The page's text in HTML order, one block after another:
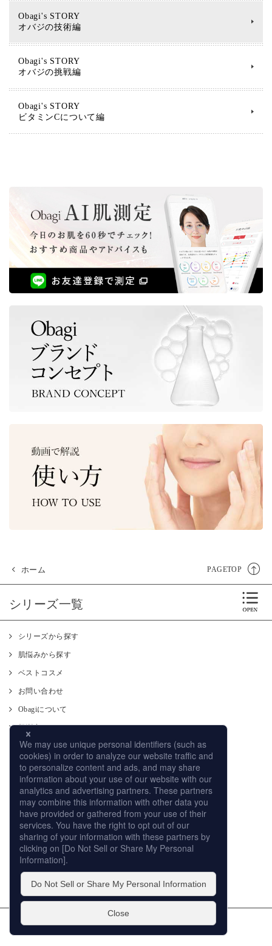
Obagi's STORY
オバジの技術編
Obagi's STORY
オバジの挑戦編
Obagi's STORY
ビタミンCについて編
ホーム PAGETOP
シリーズ一覧
シリーズから探す
肌悩みから探す
ベストコスメ
お問い合わせ
Obagiについて
肌測定
使い方
CM
オンラインストア
取り扱い店舗
サイトマップ
プライバシーポリシー
個人情報の取扱いについて
このサイトの利用について
販売店への取り組み